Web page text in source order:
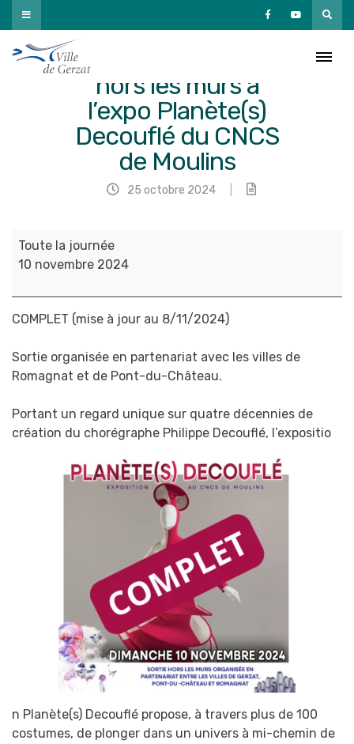
Passer
au
contenu
COMPLET – Sortie
hors les murs à
l’expo Planète(s)
Decouflé du CNCS
de Moulins
25 octobre 2024
COMPLET
hors
les
à
l'expo
Decouflé
du
Toute la journée
10 novembre 2024
COMPLET (mise à jour au 8/11/2024)
Sortie organisée en partenariat avec les villes de
Romagnat et de Pont-du-Château.
Portant un regard unique sur quatre décennies de
création du chorégraphe Philippe Decouflé, l’expositio
n Planète(s) Decouflé propose, à travers plus de 100
costumes, de plonger dans un univers à mi-chemin de